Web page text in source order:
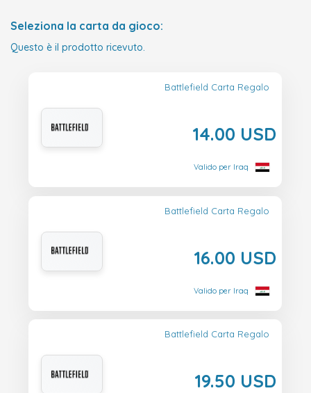
Seleziona la carta da gioco:
Questo è il prodotto ricevuto.
Battlefield Carta Regalo
14.00 USD
Valido per Iraq
Battlefield Carta Regalo
16.00 USD
Valido per Iraq
Battlefield Carta Regalo
19.50 USD